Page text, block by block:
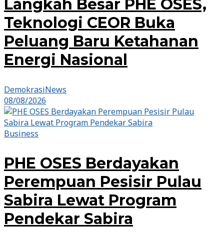
Langkah Besar PHE OSES,
Teknologi CEOR Buka
Peluang Baru Ketahanan
Energi Nasional
DemokrasiNews
08/08/2026
Business
PHE OSES Berdayakan
Perempuan Pesisir Pulau
Sabira Lewat Program
Pendekar Sabira